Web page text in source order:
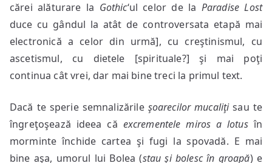
cărei alăturare la Gothic‘ul celor de la Paradise Lost
duce cu gândul la atât de controversata etapă mai
electronică a celor din urmă], cu creştinismul, cu
ascetismul, cu dietele [spirituale?] şi mai poţi
continua cât vrei, dar mai bine treci la primul text.
Dacă te sperie semnalizările şoarecilor mucaliţisau te
îngreţoşează ideea că excrementele miros a lotusîn
morminte închide cartea şi fugi la spovadă. E mai
bine aşa, umorul lui Bolea (stau şi bolesc în groapă) e